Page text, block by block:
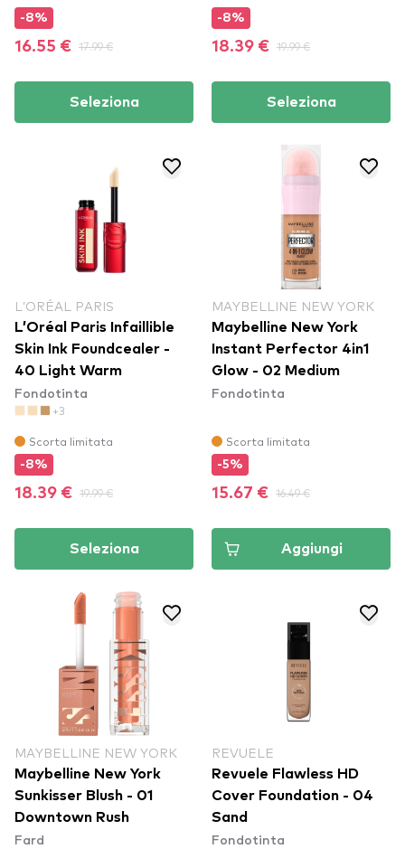
-8%
16.55 € 17.99 €
Seleziona
-8%
18.39 € 19.99 €
Seleziona
L’ORÉAL PARIS
L’Oréal Paris Infaillible
Skin Ink Foundcealer -
40 Light Warm
Fondotinta
+3
Scorta limitata
-8%
18.39 € 19.99 €
Seleziona
MAYBELLINE NEW YORK
Maybelline New York
Instant Perfector 4in1
Glow - 02 Medium
Fondotinta
Scorta limitata
-5%
15.67 € 16.49 €
Aggiungi
MAYBELLINE NEW YORK
Maybelline New York
Sunkisser Blush - 01
Downtown Rush​
Fard
REVUELE
Revuele Flawless HD
Cover Foundation - 04
Sand
Fondotinta